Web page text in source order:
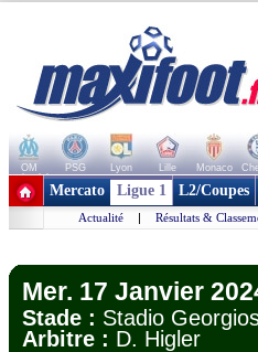
OM PSG Lyon Lille Monaco
+ de clubs
Mercato Ligue 1 L2/Coupes
Actualité | Résultats &
Mer. 17 Janvier
Stade : Stadio
Arbitre : D. Higler